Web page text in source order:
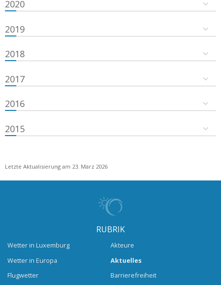
2020
2019
2018
2017
2016
2015
Letzte Aktualisierung am 23. März 2026
RUBRIK
Wetter in Luxemburg
Wetter in Europa
Flugwetter
Akteure
Aktuelles
Barrierefreiheit